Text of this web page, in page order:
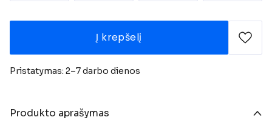
Į krepšelį
Pristatymas: 2–7 darbo dienos
Produkto aprašymas